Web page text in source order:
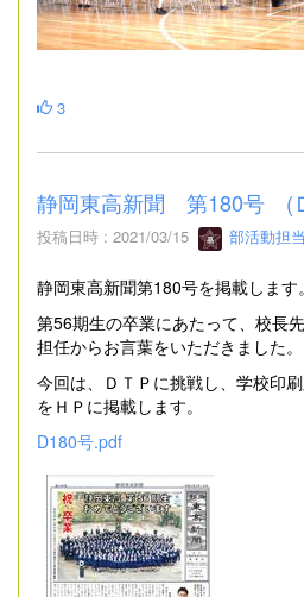
3
静岡東高新聞 第180号 (
投稿日時 : 2021/03/15 部活動担当
静岡東高新聞第180号を掲載します。
第56期生の卒業にあたって、校長
担任からお言葉をいただきました。
今回は、ＤＴＰに挑戦し、学校印
をＨＰに掲載します。
D180号.pdf